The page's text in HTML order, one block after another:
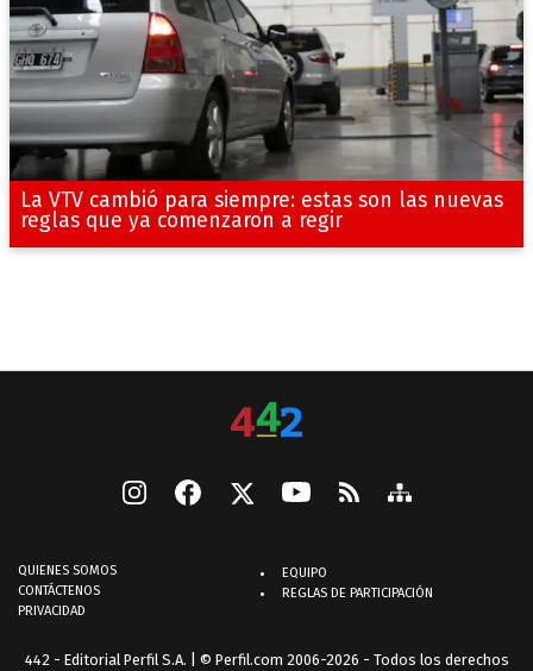
La VTV cambió para siempre: estas son las nuevas
reglas que ya comenzaron a regir
QUIENES SOMOS
CONTÁCTENOS
PRIVACIDAD
EQUIPO
REGLAS DE PARTICIPACIÓN
442 - Editorial Perfil S.A. | © Perfil.com 2006-2026 - Todos los derechos